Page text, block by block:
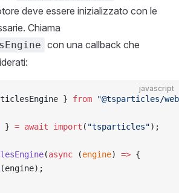
deve essere inizializzato con le
Chiama
con una callback che
javascript
} from "@tsparticles/
} = await import ( "tsparticles");
(async (engine) => {
(engine);